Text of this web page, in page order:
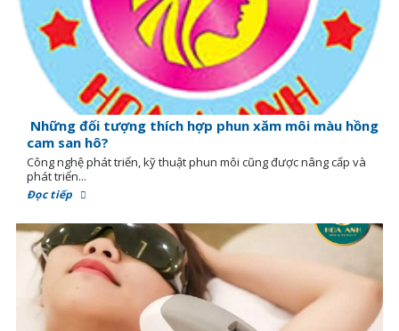
Những đối tượng thích hợp phun xăm môi màu hồng
cam san hô?
Công nghệ phát triển, kỹ thuật phun môi cũng được nâng cấp và
phát triển...
Đọc tiếp